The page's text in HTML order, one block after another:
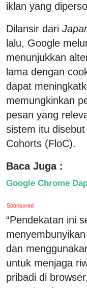
iklan yang
Dilansir dari
lalu, Google
menunjukkan
lama dengan
dapat
memungkinkan
pesan yang
sistem itu
Cohorts (FloC).
Baca Juga :
Google Chrome
Sponsored
“Pendekatan ini
menyembunyikan
dan
untuk menjaga
pribadi di